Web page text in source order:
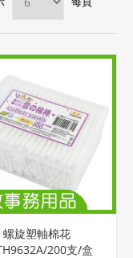
螺旋塑軸棉花
200支/盒